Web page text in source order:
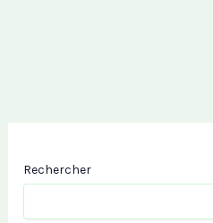
Rechercher